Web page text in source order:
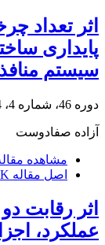
اثر تعداد
پایداری
سیستم
دوره 46، شماره 4، 1394، صفحه
آزاده صفادوست
مشاهده
اصل مقاله
اثر رقابت
عملکرد،